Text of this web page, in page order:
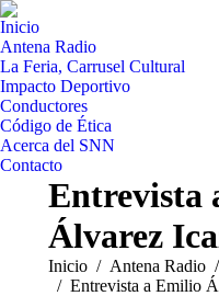
Inicio
Antena Radio
La Feria, Carrusel Cultural
Impacto Deportivo
Conductores
Código de Ética
Acerca del SNN
Contacto
Entrevista
Álvarez
Estás aquí:
Inicio Antena Radio
Entrevista a Emilio